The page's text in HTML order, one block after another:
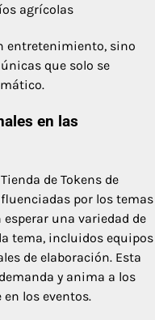
agrícolas
entretenimiento, sino
que solo se
en las
de Tokens de
por los temas
una variedad de
tema, incluidos equipos
de elaboración. Esta
y anima a los
los eventos.